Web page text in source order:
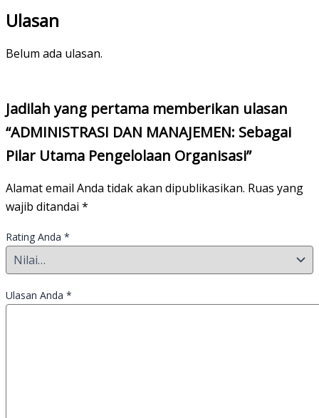
Ulasan
Belum ada ulasan.
Jadilah yang pertama memberikan ulasan
“ADMINISTRASI DAN MANAJEMEN: Sebagai
Pilar Utama Pengelolaan Organisasi”
Alamat email Anda tidak akan dipublikasikan. Ruas yang
wajib ditandai *
Rating Anda *
Ulasan Anda *